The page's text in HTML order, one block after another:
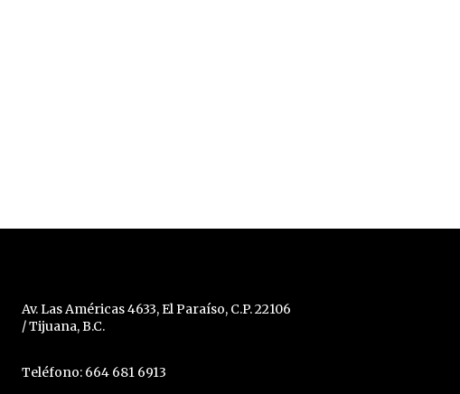
Av. Las Américas 4633, El Paraíso, C.P. 22106
/ Tijuana, B.C.
Teléfono: 664 681 6913